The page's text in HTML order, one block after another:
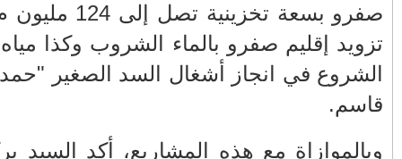
إلى 124 مليون م3، مما سيمكن من
إضافة إلى
سيدي
أهمية عدة
من يعبث بعقول المغاربة في ملف
المحروقات؟
تهنئة بمناسبة ترقية الكولونيل ماجور عبد
في عز الأزمة الإنسانية رئيس حكومتنا يطير